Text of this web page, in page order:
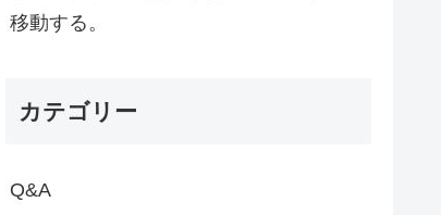
移動する。
カテゴリー
Q&A